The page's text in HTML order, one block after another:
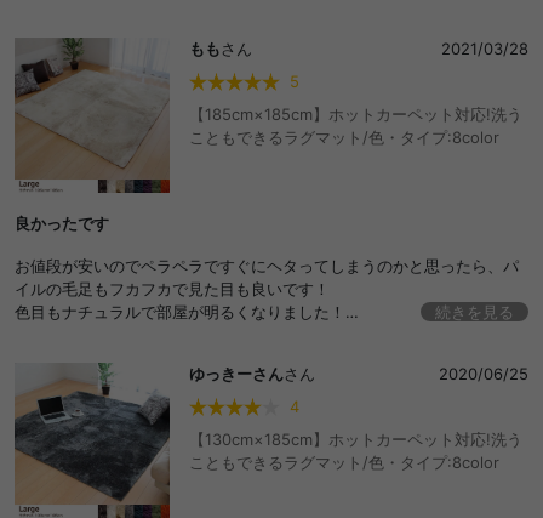
ももさん
2021/03/28
5
【185cm×185cm】ホットカーペット対応!洗う
こともできるラグマット/色・タイプ:8color
良かったです
お値段が安いのでペラペラですぐにヘタってしまうのかと思ったら、パ
イルの毛足もフカフカで見た目も良いです！
色目もナチュラルで部屋が明るくなりました！
続きを見る
ゆっきーさんさん
2020/06/25
4
【130cm×185cm】ホットカーペット対応!洗う
こともできるラグマット/色・タイプ:8color